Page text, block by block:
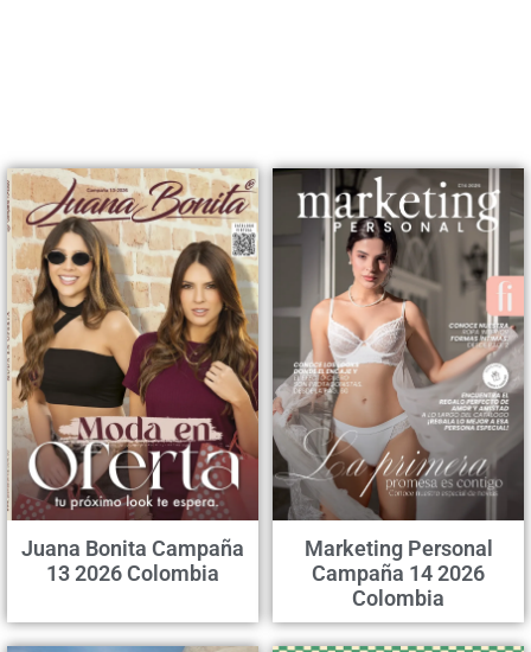
Juana Bonita Campaña
13 2026 Colombia
Marketing Personal
Campaña 14 2026
Colombia